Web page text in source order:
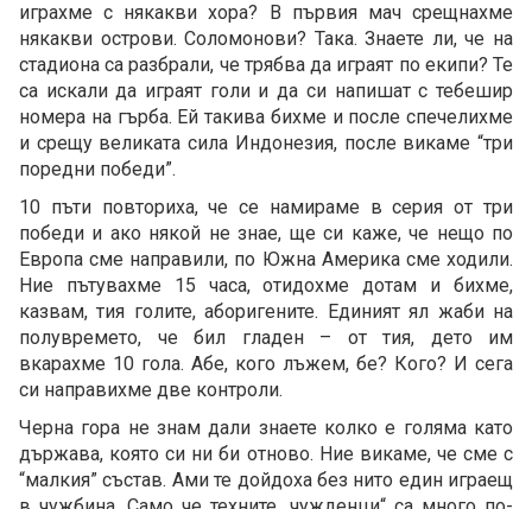
играхме с някакви хора? В първия мач срещнахме
някакви острови. Соломонови? Така. Знаете ли, че на
стадиона са разбрали, че трябва да играят по екипи? Те
са искали да играят голи и да си напишат с тебешир
номера на гърба. Ей такива бихме и после спечелихме
и срещу великата сила Индонезия, после викаме “три
поредни победи”.
10 пъти повториха, че се намираме в серия от три
победи и ако някой не знае, ще си каже, че нещо по
Европа сме направили, по Южна Америка сме ходили.
Ние пътувахме 15 часа, отидохме дотам и бихме,
казвам, тия голите, аборигените. Единият ял жаби на
полувремето, че бил гладен – от тия, дето им
вкарахме 10 гола. Абе, кого лъжем, бе? Кого? И сега
си направихме две контроли.
Черна гора не знам дали знаете колко е голяма като
държава, която си ни би отново. Ние викаме, че сме с
“малкия” състав. Ами те дойдоха без нито един играещ